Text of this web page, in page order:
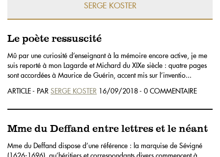
SERGE KOSTER
Le poète ressuscité
Mû par une curiosité d’enseignant à la mémoire encore active, je me
suis reporté à mon Lagarde et Michard du XIXe siècle : quatre pages
sont accordées à Maurice de Guérin, accent mis sur l’inventio...
ARTICLE - PAR SERGE KOSTER 16/09/2018 - 0 COMMENTAIRE
Mme du Deffand entre lettres et le néant
Mme du Deffand dispose d’une référence : la marquise de Sévigné